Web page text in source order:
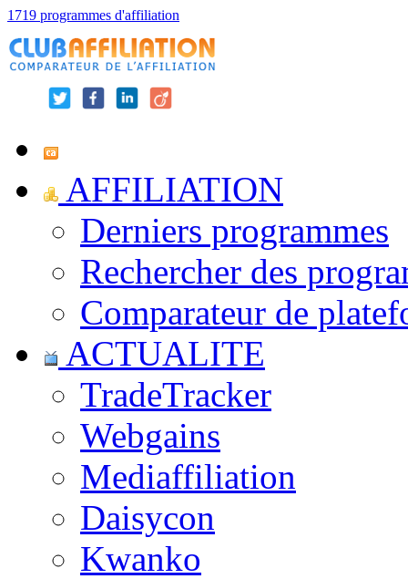
1719 programmes d'affiliation
AFFILIATION
Derniers programmes
Rechercher des
Comparateur de
ACTUALITE
TradeTracker
Webgains
Mediaffiliation
Daisycon
Kwanko